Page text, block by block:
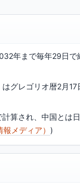
年まで毎年29日で
グレゴリオ暦2月
算され、中国とは
メディア） )